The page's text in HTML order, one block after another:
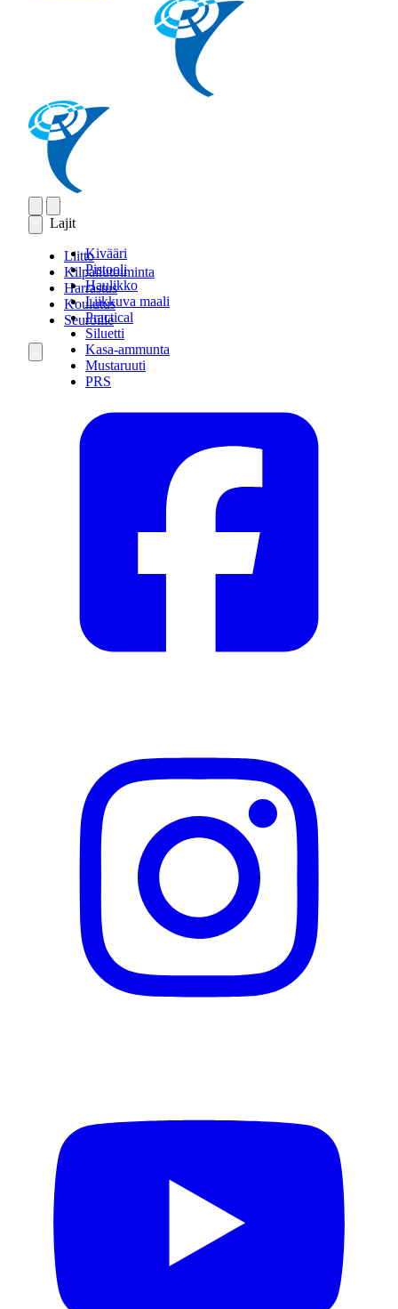
Lajit
Kivääri
Pistooli
Haulikko
Liikkuva maali
Practical
Siluetti
Kasa-ammunta
Mustaruuti
PRS
Liitto
Kilpailutoiminta
Harrastus
Koulutus
Seuroille